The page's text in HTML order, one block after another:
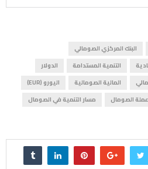
البنك المركزي الصومالي
التنمية المستدامة
الدولار
المالية الصومالية
اليورو (EUR)
عملة الصومال
مسار التنمية في الصومال